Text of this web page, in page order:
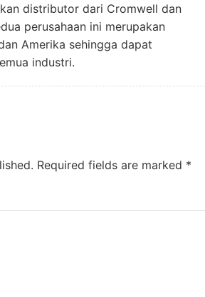
distributor dari Cromwell dan
perusahaan ini merupakan
Amerika sehingga dapat
industri.
Required fields are marked *